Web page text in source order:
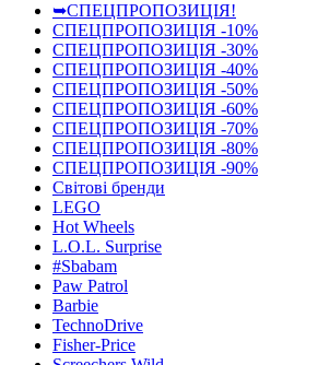
➥СПЕЦПРОПОЗИЦІЯ!
СПЕЦПРОПОЗИЦІЯ -10%
СПЕЦПРОПОЗИЦІЯ -30%
СПЕЦПРОПОЗИЦІЯ -40%
СПЕЦПРОПОЗИЦІЯ -50%
СПЕЦПРОПОЗИЦІЯ -60%
СПЕЦПРОПОЗИЦІЯ -70%
СПЕЦПРОПОЗИЦІЯ -80%
СПЕЦПРОПОЗИЦІЯ -90%
Світові бренди
LEGO
Hot Wheels
L.O.L. Surprise
#Sbabam
Paw Patrol
Barbie
TechnoDrive
Fisher-Price